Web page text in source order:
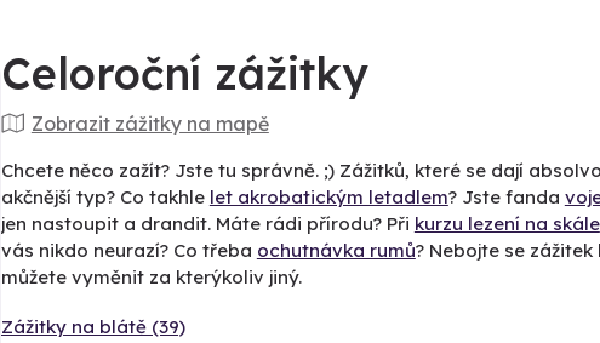
Celoroční zážitky
Zobrazit zážitky na mapě
Chcete něco zažít? Jste tu správně. ;) Zážitků, které se dají
akčnější typ? Co takhle let akrobatickým letadlem? Jste fanda
jen nastoupit a drandit. Máte rádi přírodu? Při kurzu lezení na skále
vás nikdo neurazí? Co třeba ochutnávka rumů? Nebojte se
můžete vyměnit za kterýkoliv jiný.
Zážitky na blátě (39)